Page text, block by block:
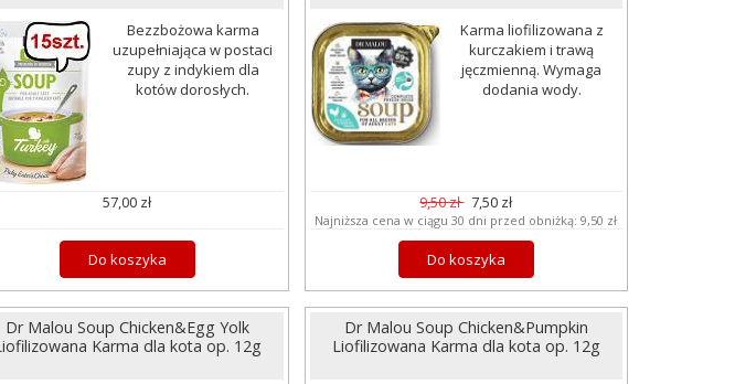
Bezzbożowa karma
uzupełniająca w postaci
zupy z indykiem dla
kotów dorosłych.
57,00 zł
Do koszyka
Karma liofilizowana z
kurczakiem i trawą
jęczmienną. Wymaga
dodania wody.
9,50 zł 7,50 zł
Najniższa cena w ciągu 30 dni przed obniżką:9,50 zł
Do koszyka
Dr Malou Soup Chicken&Egg Yolk
Karma dla kota op. 12g
Dr Malou Soup Chicken&Pumpkin
Liofilizowana Karma dla kota op. 12g